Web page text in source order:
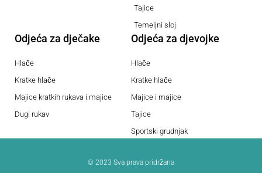
Tajice
Temeljni sloj
Odjeća za dječake
Hlače
Kratke hlače
Majice kratkih rukava i majice
Dugi rukav
Odjeća za djevojke
Hlače
Kratke hlače
Majice i majice
Tajice
Sportski grudnjak
© 2023 Sva prava pridržana